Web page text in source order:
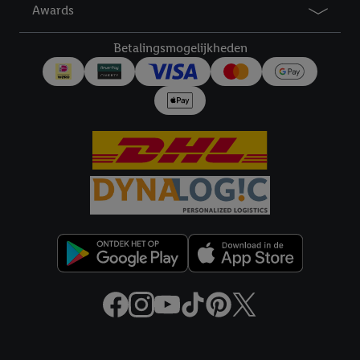
Awards
Betalingsmogelijkheden
diensten worden weergegeven, als verschillende eindapparaten
en Lidl-diensten, met behulp van jouw gehashte e-mailadres en
met eventuele andere identifiers of met identifiers waarover
Criteo S.A. beschikt, aan jou kunnen worden toegewezen.
Onder "Aanpassen" kun je aangeven met welke cookies en
vergelijkbare technieken en met welke verwerkingsdoeleinden
je instemt. Verder kan je er meer informatie vinden over de
gegevensverwerking.
Door te klikken op "Weigeren", kies je voor de optie dat er enkel
technisch noodzakelijke cookies en vergelijkbare technieken
voor alle bovengenoemde doeleinden. Meer informatie,
inclusief over de opslagperiode van de gegevens en je recht om
privacyverklaring. Je vindt de impressum voor de Lidl